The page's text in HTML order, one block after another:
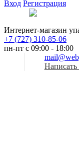
Вход Регистрация
Интернет-магазин
+7 (727) 310-85-06
пн-пт с 09:00 - 18:00